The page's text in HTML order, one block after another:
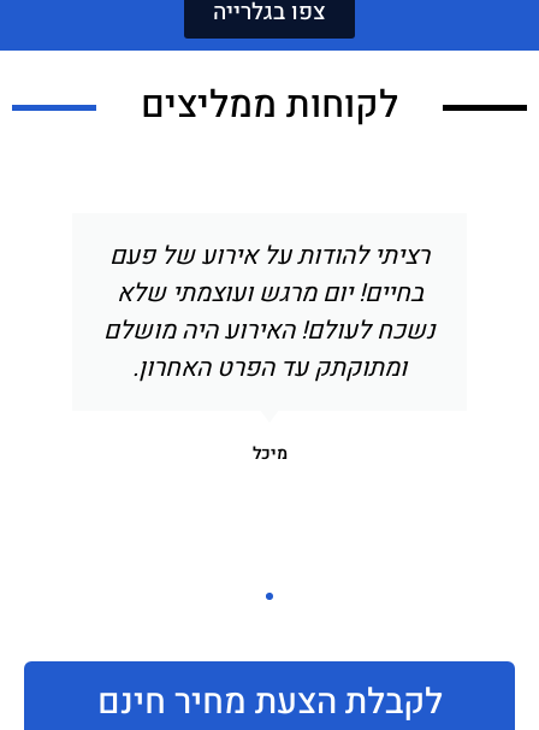
צפו בגלרייה
לקוחות ממליצים
רציתי להודות על אירוע של פעם
בחיים! יום מרגש ועוצמתי שלא
נשכח לעולם! האירוע היה מושלם
ומתוקתק עד הפרט האחרון.
מיכל
לקבלת הצעת מחיר חינם